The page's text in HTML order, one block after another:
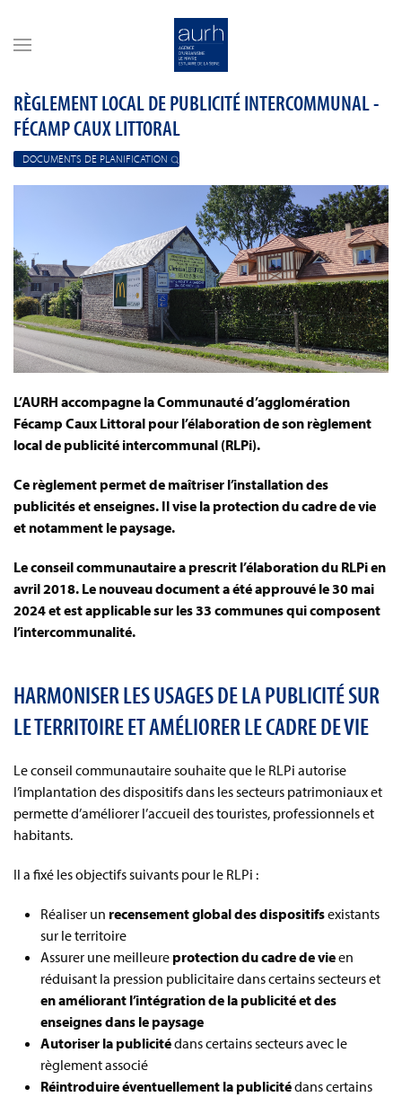
RÈGLEMENT LOCAL DE PUBLICITÉ INTERCOMMUNAL -
FÉCAMP CAUX LITTORAL
DOCUMENTS DE PLANIFICATION
L’AURH accompagne la Communauté d’agglomération
Fécamp Caux Littoral pour l’élaboration de son règlement
local de publicité intercommunal (RLPi).
Ce règlement permet de maîtriser l’installation des
publicités et enseignes. Il vise la protection du cadre de vie
et notamment le paysage.
Le conseil communautaire a prescrit l’élaboration du RLPi en
avril 2018. Le nouveau document a été approuvé le 30 mai
2024 et est applicable sur les 33 communes qui composent
l’intercommunalité.
HARMONISER LES USAGES DE LA PUBLICITÉ SUR
LE TERRITOIRE ET AMÉLIORER LE CADRE DE VIE
Le conseil communautaire souhaite que le RLPi autorise
l’implantation des dispositifs dans les secteurs patrimoniaux et
permette d’améliorer l’accueil des touristes, professionnels et
habitants.
Il a fixé les objectifs suivants pour le RLPi :
Réaliser un recensement global des dispositifsexistants
sur le territoire
Assurer une meilleure protection du cadre de vieen
réduisant la pression publicitaire dans certains secteurs et
en améliorant l’intégration de la publicité et des
enseignes dans le paysage
Autoriser la publicitédans certains secteurs avec le
règlement associé
Réintroduire éventuellement la publicitédans certains